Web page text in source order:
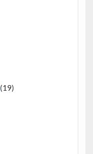
(19)